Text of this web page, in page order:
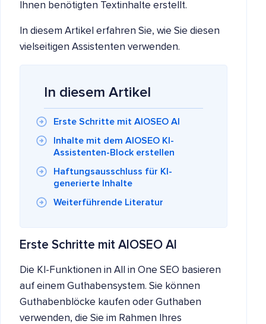
Ihnen benötigten Textinhalte erstellt.
In diesem Artikel erfahren Sie, wie Sie diesen
vielseitigen Assistenten verwenden.
In diesem Artikel
Erste Schritte mit AIOSEO AI
Inhalte mit dem AIOSEO KI-
Assistenten-Block erstellen
Haftungsausschluss für KI-
generierte Inhalte
Weiterführende Literatur
Erste Schritte mit AIOSEO AI
Die KI-Funktionen in All in One SEO basieren
auf einem Guthabensystem. Sie können
Guthabenblöcke kaufen oder Guthaben
verwenden, die Sie im Rahmen Ihres